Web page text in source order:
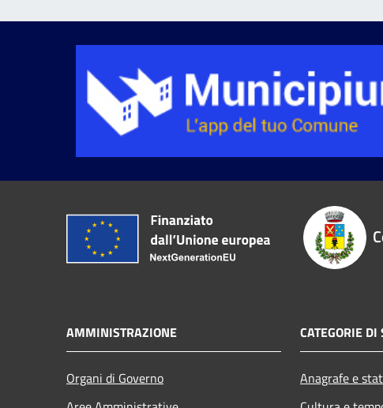
AMMINISTRAZIONE
Organi di Governo
CATEGORIE
Anagrafe e